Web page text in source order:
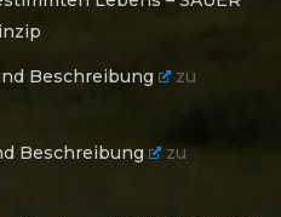
Beschreibung
zu
Beschreibung
zu